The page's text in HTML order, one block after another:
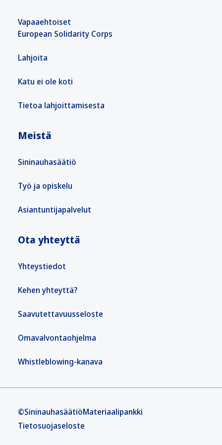
Vapaaehtoiset
European Solidarity Corps
Lahjoita
Katu ei ole koti
Tietoa lahjoittamisesta
Meistä
Sininauhasäätiö
Työ ja opiskelu
Asiantuntijapalvelut
Ota yhteyttä
Yhteystiedot
Kehen yhteyttä?
Saavutettavuusseloste
Omavalvontaohjelma
Whistleblowing-kanava
©SininauhasäätiöMateriaalipankki
Tietosuojaseloste